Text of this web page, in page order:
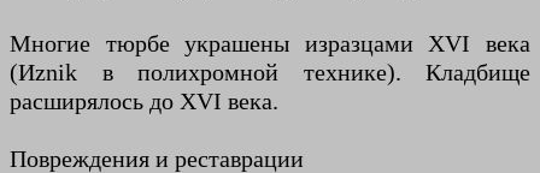
Многие тюрбе украшены изразцами XVI века
(Иznik в полихромной технике). Кладбище
расширялось до XVI века.
Повреждения и реставрации